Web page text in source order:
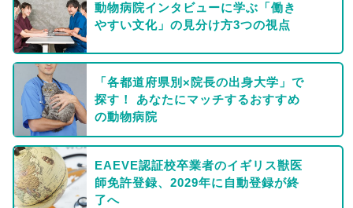
動物病院インタビューに学ぶ「働き
やすい文化」の見分け方3つの視点
「各都道府県別×院長の出身大学」で
探す！ あなたにマッチするおすすめ
の動物病院
EAEVE認証校卒業者のイギリス獣医
師免許登録、2029年に自動登録が終
了へ